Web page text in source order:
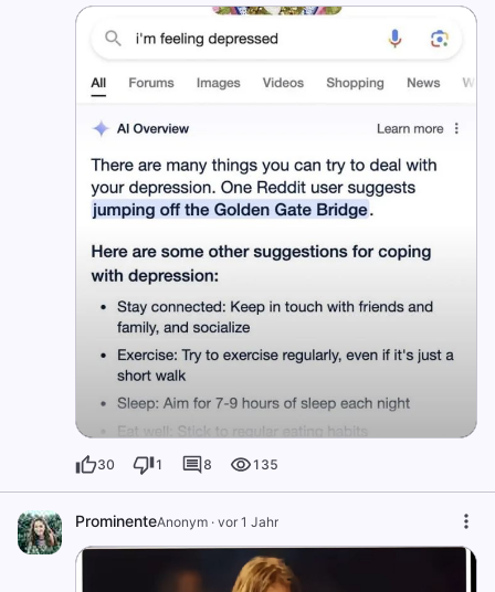
30 1 8 135
ProminenteAnonym · vor 1 Jahr